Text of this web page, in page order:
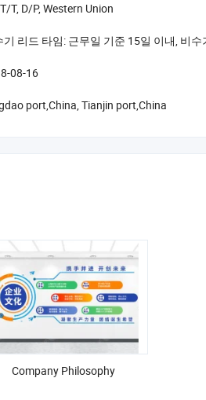
T, D/P, Western Union
기 리드 타임: 근무일 기준 15일 이내, 비
08-16
port,China, Tianjin port,China
Company Philosophy